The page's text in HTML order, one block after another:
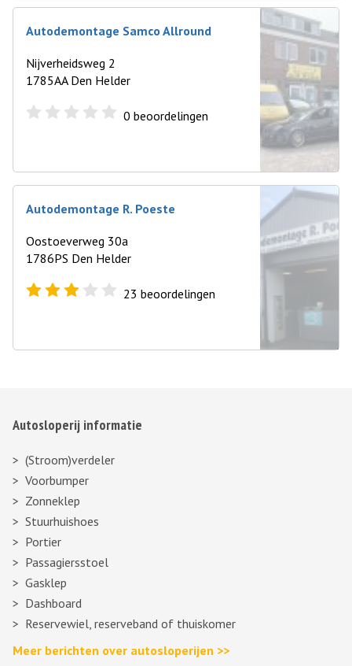
Autodemontage Samco Allround
Nijverheidsweg 2
1785AA Den Helder
0 beoordelingen
Autodemontage R. Poeste
Oostoeverweg 30a
1786PS Den Helder
23 beoordelingen
Autosloperij informatie
(Stroom)verdeler
Voorbumper
Zonneklep
Stuurhuishoes
Portier
Passagiersstoel
Gasklep
Dashboard
Reservewiel, reserveband of thuiskomer
Meer berichten over autosloperijen >>